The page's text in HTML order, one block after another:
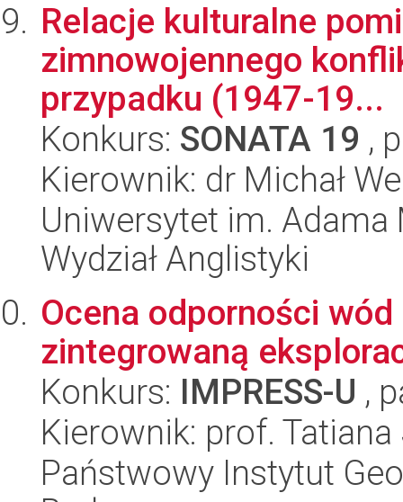
Relacje kulturalne
zimnowojennego
przypadku (1947-19...
Konkurs: SONATA 19 ,
Kierownik: dr Michał
Uniwersytet im.
Wydział Anglistyki
Ocena odporności
zintegrowaną
Konkurs: IMPRESS-U ,
Kierownik: prof. Tatiana
Państwowy Instytut